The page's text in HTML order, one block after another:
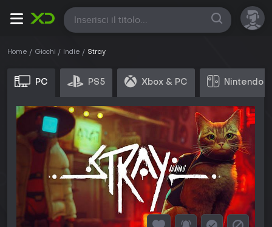
Tutte
Home Giochi Indie Stray
PC PS5 Xbox & PC Nintendo